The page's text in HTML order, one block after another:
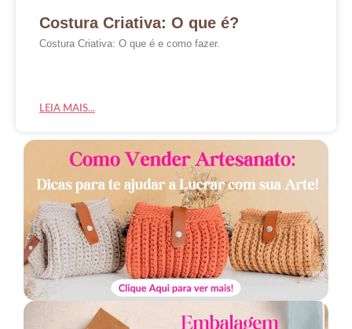
Costura Criativa: O que é?
Costura Criativa: O que é e como fazer.
LEIA MAIS...